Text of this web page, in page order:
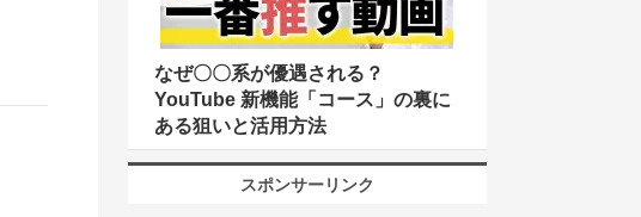
なぜ〇〇系が優遇される？
YouTube 新機能「コース」の裏に
ある狙いと活用方法
スポンサーリンク